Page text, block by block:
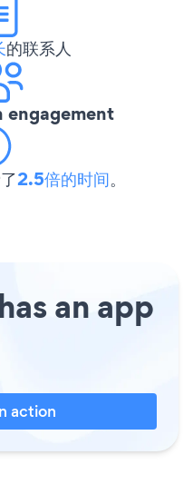
的联系人
engagement
2.5倍的时间。
an app
action